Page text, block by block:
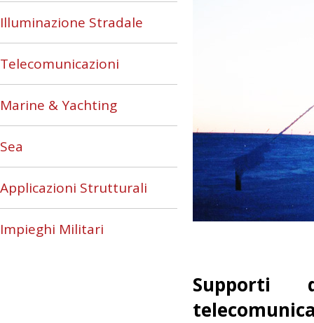
Illuminazione Stradale
Telecomunicazioni
Marine & Yachting
Sea
Applicazioni Strutturali
Impieghi Militari
Supporti